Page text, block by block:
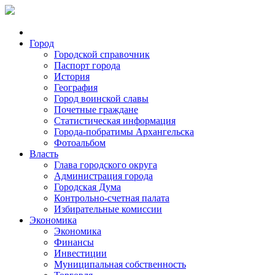
Город
Городской справочник
Паспорт города
История
География
Город воинской славы
Почетные граждане
Статистическая информация
Города-побратимы Архангельска
Фотоальбом
Власть
Глава городского округа
Администрация города
Городская Дума
Контрольно-счетная палата
Избирательные комиссии
Экономика
Экономика
Финансы
Инвестиции
Муниципальная собственность